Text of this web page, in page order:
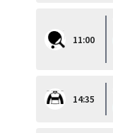
11:00
14:35